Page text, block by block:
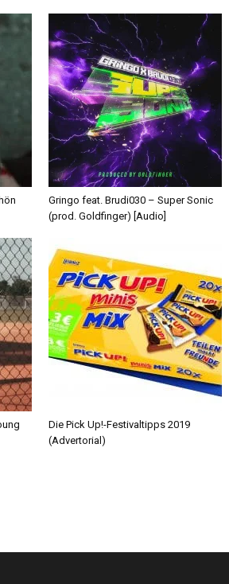
Gringo feat. Brudi030 – Super Sonic
(prod. Goldfinger) [Audio]
Die Pick Up!-Festivaltipps 2019
(Advertorial)